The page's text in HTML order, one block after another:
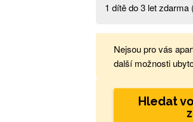
1 dítě do 3 let
Nejsou pro vás
další možnosti
Hledat